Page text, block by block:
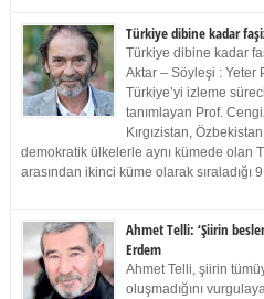
Türkiye dibine kadar
Türkiye dibine kadar
Aktar – Söyleşi : Yeter
Türkiye’yi izleme
tanımlayan Prof.
Kırgızistan,
demokratik ülkelerle aynı kümede olan
arasından ikinci küme olarak
Ahmet Telli: ‘Şiirin
Erdem
Ahmet Telli, şiirin
oluşmadığını